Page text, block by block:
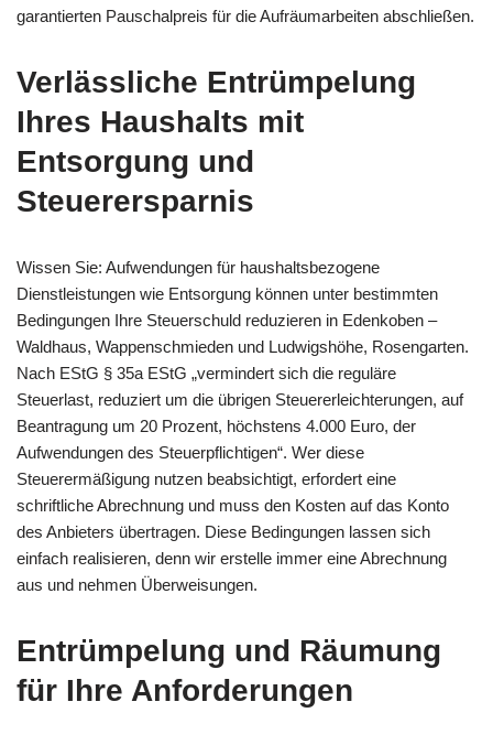
garantierten Pauschalpreis für die Aufräumarbeiten abschließen.
Verlässliche Entrümpelung
Ihres Haushalts mit
Entsorgung und
Steuerersparnis
Wissen Sie: Aufwendungen für haushaltsbezogene
Dienstleistungen wie Entsorgung können unter bestimmten
Bedingungen Ihre Steuerschuld reduzieren in Edenkoben –
Waldhaus, Wappenschmieden und Ludwigshöhe, Rosengarten.
Nach EStG § 35a EStG „vermindert sich die reguläre
Steuerlast, reduziert um die übrigen Steuererleichterungen, auf
Beantragung um 20 Prozent, höchstens 4.000 Euro, der
Aufwendungen des Steuerpflichtigen“. Wer diese
Steuerermäßigung nutzen beabsichtigt, erfordert eine
schriftliche Abrechnung und muss den Kosten auf das Konto
des Anbieters übertragen. Diese Bedingungen lassen sich
einfach realisieren, denn wir erstelle immer eine Abrechnung
aus und nehmen Überweisungen.
Entrümpelung und Räumung
für Ihre Anforderungen